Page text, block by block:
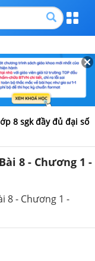
8 sgk đầy đủ đại số
8 - Chương 1 -
8 - Chương 1 -